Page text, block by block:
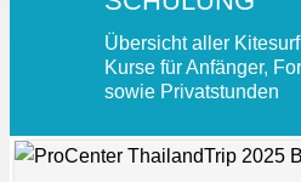
Übersicht aller
Kurse für Anfänger,
sowie Privatstunden